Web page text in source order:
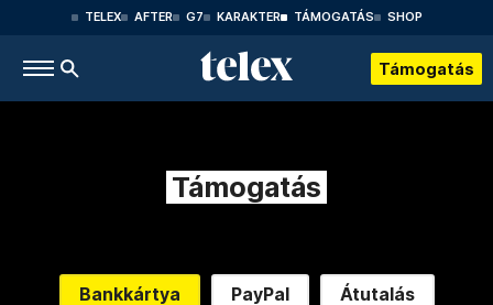
TELEX AFTER G7 KARAKTER TÁMOGATÁS SHOP
Támogatás
Támogatás
Bankkártya PayPal Átutalás